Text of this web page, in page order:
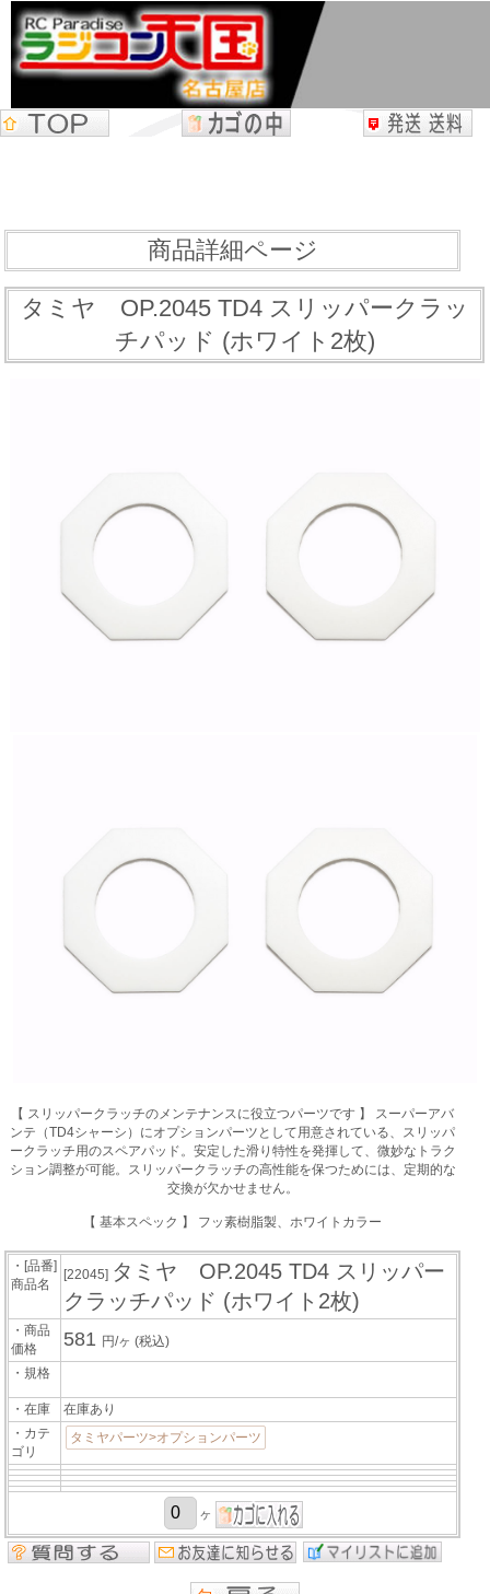
商品詳細ページ
タミヤ OP.2045 TD4 スリッパークラッ
チパッド (ホワイト2枚)
【 スリッパークラッチのメンテナンスに役立つパーツです 】 スーパーアバ
ンテ（TD4シャーシ）にオプションパーツとして用意されている、スリッパ
ークラッチ用のスペアパッド。安定した滑り特性を発揮して、微妙なトラク
ション調整が可能。スリッパークラッチの高性能を保つためには、定期的な
交換が欠かせません。
【 基本スペック 】 フッ素樹脂製、ホワイトカラー
・[品番]
商品名
[22045] タミヤ OP.2045 TD4 スリッパー
クラッチパッド (ホワイト2枚)
・商品
価格
581 円/ヶ(税込)
・規格
・在庫
在庫あり
・カテ
ゴリ
タミヤパーツ>オプションパーツ
ヶ